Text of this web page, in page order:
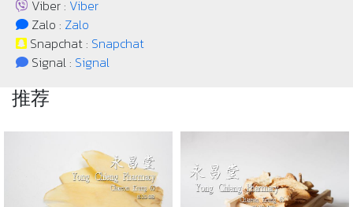
Viber : Viber
Zalo : Zalo
Snapchat : Snapchat
Signal : Signal
推荐